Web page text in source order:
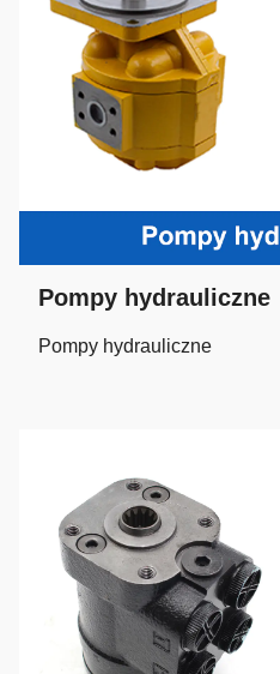
Pompy hydrauliczne
Pompy hydrauliczne